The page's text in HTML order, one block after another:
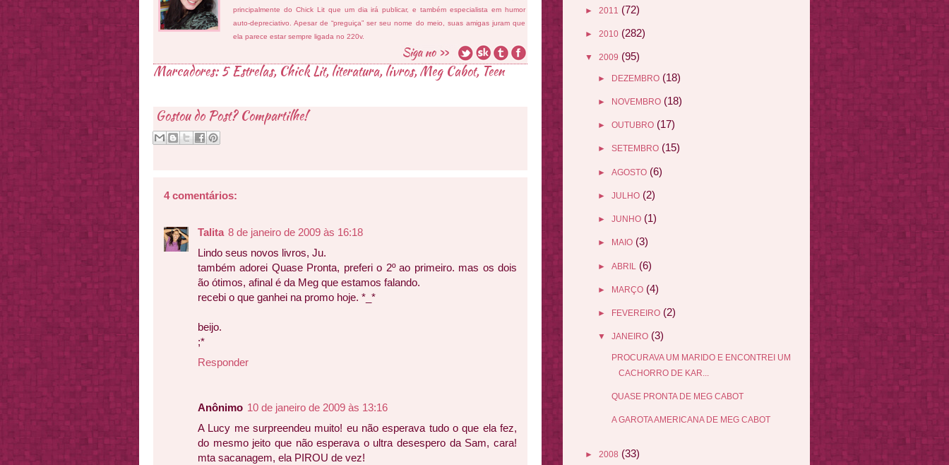
principalmente do Chick Lit que um dia irá publicar, e também especialista em humor
auto-depreciativo. Apesar de “preguiça” ser seu nome do meio, suas amigas juram que
ela parece estar sempre ligada no 220v.
Marcadores:5 Estrelas, Chick Lit,literatura,livros,Meg Cabot, Teen
Gostou do Post? Compartilhe!
4 comentários:
Talita 8 de janeiro de 2009 às 16:18
Lindo seus novos livros, Ju.
também adorei Quase Pronta, preferi o 2º ao primeiro. mas os dois
ão ótimos, afinal é da Meg que estamos falando.
recebi o que ganhei na promo hoje. *_*
beijo.
;*
Responder
Anônimo 10 de janeiro de 2009 às 13:16
A Lucy me surpreendeu muito! eu não esperava tudo o que ela fez,
do mesmo jeito que não esperava o ultra desespero da Sam, cara!
mta sacanagem, ela PIROU de vez!
► 2011 (72)
► 2010 (282)
▼ 2009 (95)
► DEZEMBRO (18)
► NOVEMBRO (18)
► OUTUBRO (17)
► SETEMBRO (15)
► AGOSTO (6)
► JULHO (2)
► JUNHO (1)
► MAIO (3)
► ABRIL (6)
► MARÇO (4)
► FEVEREIRO (2)
▼ JANEIRO (3)
PROCURAVA UM MARIDO E ENCONTREI UM
CACHORRO DE KAR...
QUASE PRONTA DE MEG CABOT
A GAROTA AMERICANA DE MEG CABOT
► 2008 (33)